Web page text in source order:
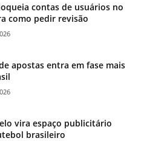
contas de usuários no
como pedir revisão
apostas entra em fase mais
vira espaço publicitário
brasileiro